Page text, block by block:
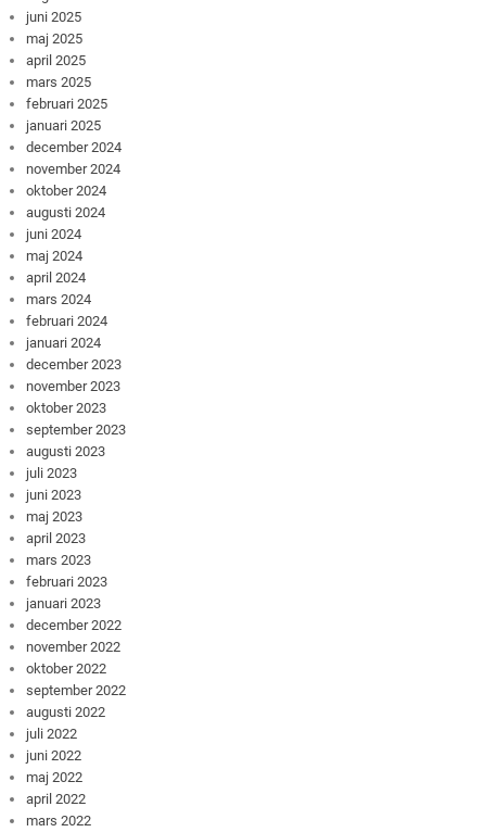
juni 2025
maj 2025
april 2025
mars 2025
februari 2025
januari 2025
december 2024
november 2024
oktober 2024
augusti 2024
juni 2024
maj 2024
april 2024
mars 2024
februari 2024
januari 2024
december 2023
november 2023
oktober 2023
september 2023
augusti 2023
juli 2023
juni 2023
maj 2023
april 2023
mars 2023
februari 2023
januari 2023
december 2022
november 2022
oktober 2022
september 2022
augusti 2022
juli 2022
juni 2022
maj 2022
april 2022
mars 2022